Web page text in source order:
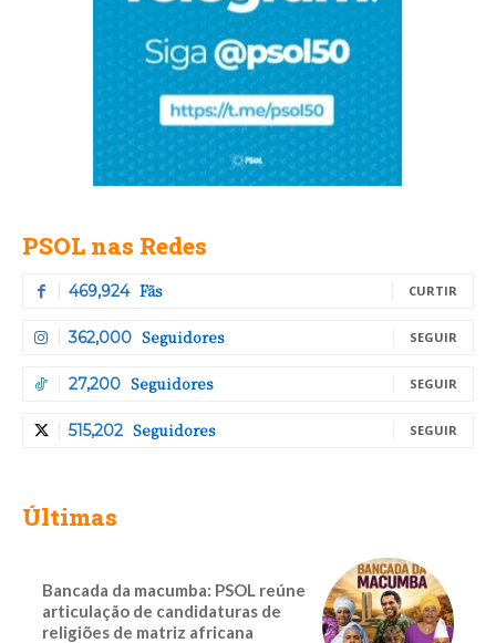
PSOL nas Redes
469,924 Fãs CURTIR
362,000 Seguidores SEGUIR
27,200 Seguidores SEGUIR
515,202 Seguidores SEGUIR
Últimas
Bancada da macumba: PSOL reúne
articulação de candidaturas de
religiões de matriz africana